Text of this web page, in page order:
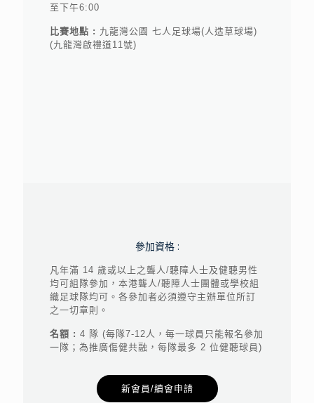
至下午6:00
比賽地點 : 九龍灣公園 七人足球場(人造草球場)
(九龍灣啟禮道11號)
參加資格 :
凡年滿 14 歲或以上之聾人/聽障人士及健聽男性
均可組隊參加，本港聾人/聽障人士團體或學校組
織足球隊均可。各參加者必須遵守主辦單位所訂
之一切章則。
名額 : 4 隊 (每隊7-12人，每一球員只能報名參加
一隊；為推廣傷健共融，每隊最多 2 位健聽球員)
新會員/續會申請